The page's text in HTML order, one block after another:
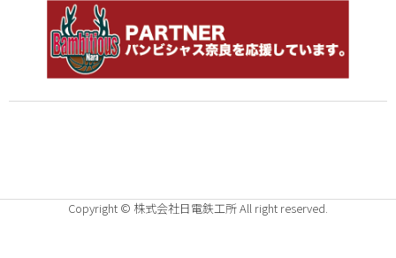
Copyright © 株式会社日電鉄工所 All right reserved.